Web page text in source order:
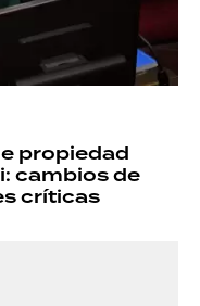
propiedad
cambios de
críticas